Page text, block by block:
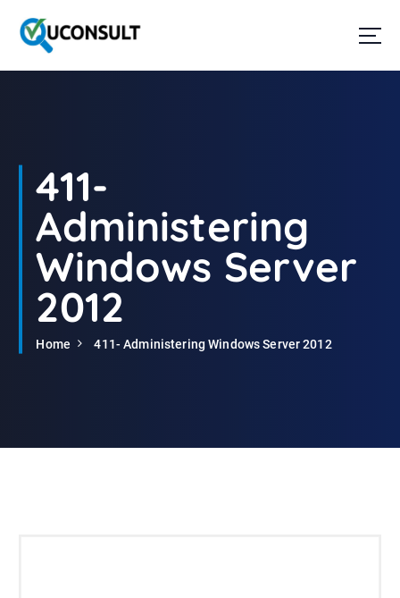
a
411-
Administering
Windows Server
2012
Home 411- Administering Windows Server 2012